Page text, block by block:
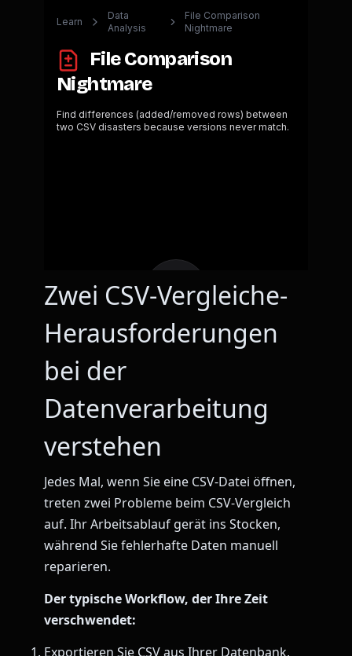
Zwei CSV-Vergleiche-
Herausforderungen
bei der
Datenverarbeitung
verstehen
Jedes Mal, wenn Sie eine CSV-Datei öffnen,
treten zwei Probleme beim CSV-Vergleich
auf. Ihr Arbeitsablauf gerät ins Stocken,
während Sie fehlerhafte Daten manuell
reparieren.
Der typische Workflow, der Ihre Zeit
verschwendet:
Exportieren Sie CSV aus Ihrer Datenbank,